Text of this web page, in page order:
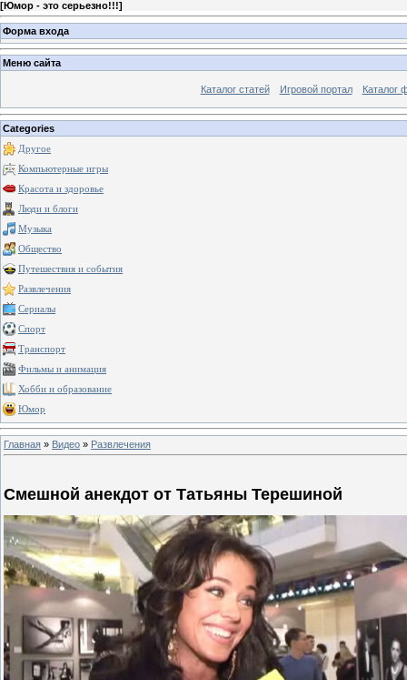
[Юмор - это серьезно!!!]
Форма входа
Меню сайта
Каталог статей Игровой портал Каталог
Categories
Другое
Компьютерные игры
Красота и здоровье
Люди и блоги
Музыка
Общество
Путешествия и события
Развлечения
Сериалы
Спорт
Транспорт
Фильмы и анимация
Хобби и образование
Юмор
Главная » Видео » Развлечения
Смешной анекдот от Татьяны Терешиной